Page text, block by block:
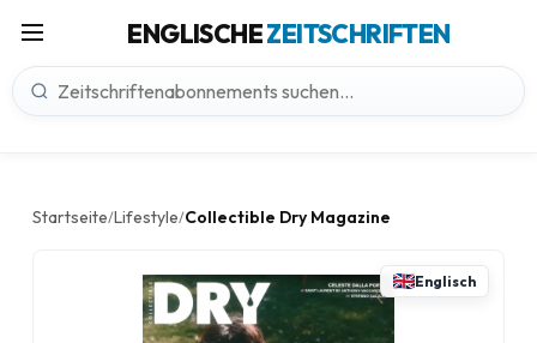
ENGLISCHEZEITSCHRIFTEN
Startseite/Lifestyle/Collectible Dry Magazine
Englisch